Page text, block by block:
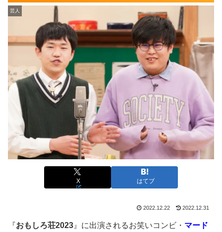
芸人
X はてブ
2022.12.22 2022.12.31
『おもしろ荘2023 』に出演されるお笑いコンビ・ マード